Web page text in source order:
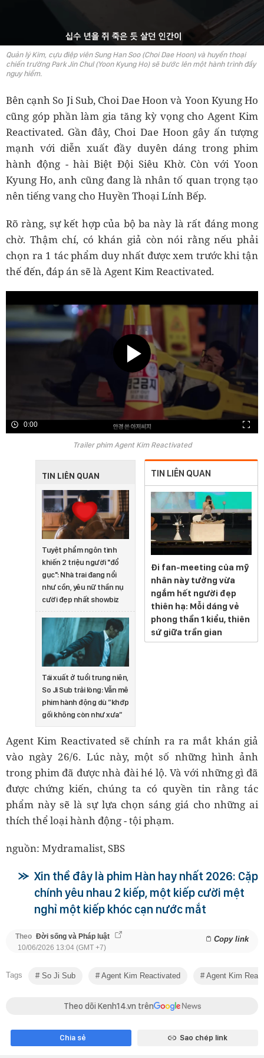
Quản lý Kim, cựu điệp viên Sung Han Soo (Choi Dae Hoon) và huyền thoại
chiến trường Park Jin Chul (Yoon Kyung Ho) sẽ bước lên một hành trình đầy
nguy hiểm.
Bên cạnh So Ji Sub, Choi Dae Hoon và Yoon Kyung Ho
cũng góp phần làm gia tăng kỳ vọng cho Agent Kim
Reactivated. Gần đây, Choi Dae Hoon gây ấn tượng
mạnh với diễn xuất đầy duyên dáng trong phim
hành động - hài Biệt Đội Siêu Khờ. Còn với Yoon
Kyung Ho, anh cũng đang là nhân tố quan trọng tạo
nên tiếng vang cho Huyền Thoại Lính Bếp.
Rõ ràng, sự kết hợp của bộ ba này là rất đáng mong
chờ. Thậm chí, có khán giả còn nói rằng nếu phải
chọn ra 1 tác phẩm duy nhất được xem trước khi tận
thế đến, đáp án sẽ là Agent Kim Reactivated.
0:00
Trailer phim Agent Kim Reactivated
TIN LIÊN QUAN
Đi fan-meeting của mỹ
nhân này tưởng vừa
ngắm hết người đẹp
thiên hạ: Mỗi dáng vẻ
phong thần 1 kiểu, thiên
sứ giữa trần gian
TIN LIÊN QUAN
Tuyệt phẩm ngôn tình
khiến 2 triệu người "đổ
gục": Nhà trai đang nổi
như cồn, yêu nữ thần nụ
cười đẹp nhất showbiz
Tái xuất ở tuổi trung niên,
So Ji Sub trải lòng: Vẫn mê
phim hành động dù “khớp
gối không còn như xưa”
Agent Kim Reactivated sẽ chính ra ra mắt khán giả
vào ngày 26/6. Lúc này, một số những hình ảnh
trong phim đã được nhà đài hé lộ. Và với những gì đã
được chứng kiến, chúng ta có quyền tin rằng tác
phẩm này sẽ là sự lựa chọn sáng giá cho những ai
thích thể loại hành động - tội phạm.
nguồn: Mydramalist, SBS
Xin thề đây là phim Hàn hay nhất 2026: Cặp
chính yêu nhau 2 kiếp, một kiếp cười mệt
nghỉ một kiếp khóc cạn nước mắt
Theo Đời sống và Pháp luật Copy link
10/06/2026 13:04 (GMT +7)
Tags So Ji Sub Agent Kim Reactivated Agent Kim
Theo dõi Kenh14.vn trên
Chia sẻ Sao chép link